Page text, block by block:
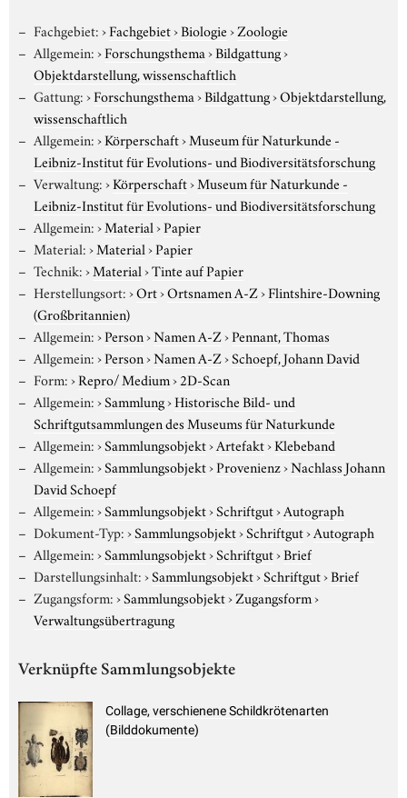
Fachgebiet:›Fachgebiet›Biologie›Zoologie
Allgemein:›Forschungsthema›Bildgattung›
Objektdarstellung, wissenschaftlich
Gattung:›Forschungsthema›Bildgattung›Objektdarstellung,
wissenschaftlich
Allgemein:›Körperschaft›Museum für Naturkunde -
Leibniz-Institut für Evolutions- und Biodiversitätsforschung
Verwaltung:›Körperschaft›Museum für Naturkunde -
Leibniz-Institut für Evolutions- und Biodiversitätsforschung
Allgemein:›Material›Papier
Material:›Material›Papier
Technik:›Material›Tinte auf Papier
Herstellungsort:›Ort›Ortsnamen A-Z›Flintshire-Downing
(Großbritannien)
Allgemein:›Person›Namen A-Z›Pennant, Thomas
Allgemein:›Person›Namen A-Z›Schoepf, Johann David
Form:›Repro/ Medium›2D-Scan
Allgemein:›Sammlung›Historische Bild- und
Schriftgutsammlungen des Museums für Naturkunde
Allgemein:›Sammlungsobjekt›Artefakt›Klebeband
Allgemein:›Sammlungsobjekt›Provenienz›Nachlass Johann
David Schoepf
Allgemein:›Sammlungsobjekt›Schriftgut›Autograph
Dokument-Typ:›Sammlungsobjekt›Schriftgut›Autograph
Allgemein:›Sammlungsobjekt›Schriftgut›Brief
Darstellungsinhalt:›Sammlungsobjekt›Schriftgut›Brief
Zugangsform:›Sammlungsobjekt›Zugangsform›
Verwaltungsübertragung
Verknüpfte Sammlungsobjekte
Collage, verschienene Schildkrötenarten
(Bilddokumente)